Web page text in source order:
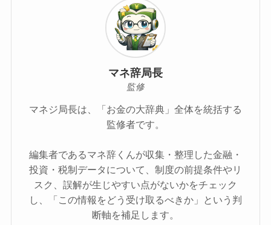
マネ辞局長
監修
マネジ局長は、「お金の大辞典」全体を統括する
監修者です。
編集者であるマネ辞くんが収集・整理した金融・
投資・税制データについて、制度の前提条件やリ
スク、誤解が生じやすい点がないかをチェック
し、「この情報をどう受け取るべきか」という判
断軸を補足します。